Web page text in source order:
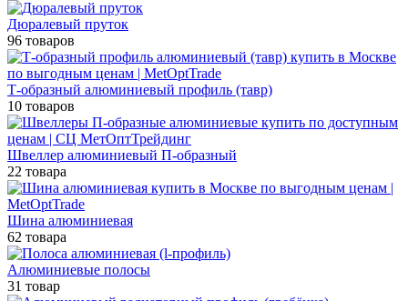
Дюралевый пруток
96 товаров
Т-образный алюминиевый профиль (тавр)
10 товаров
Швеллер алюминиевый П-образный
22 товара
Шина алюминиевая
62 товара
Алюминиевые полосы
31 товар